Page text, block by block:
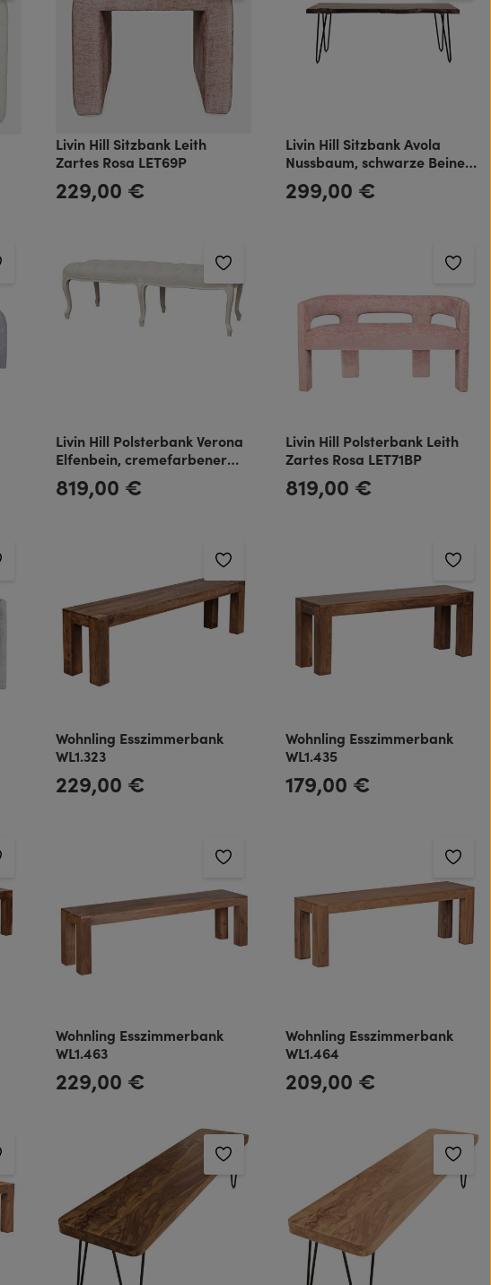
Livin Hill Sitzbank Leith
Zartes Rosa LET69P
Regulärer Preis:
229,00 €
Livin Hill Sitzbank Avola
Nussbaum, schwarze Beine
AV1781-48KD
Regulärer Preis:
299,00 €
Livin Hill Polsterbank Verona
Elfenbein, cremefarbener
Stoff VE838
Regulärer Preis:
819,00 €
Livin Hill Polsterbank Leith
Zartes Rosa LET71BP
Regulärer Preis:
819,00 €
Wohnling Esszimmerbank
WL1.323
Regulärer Preis:
229,00 €
Wohnling Esszimmerbank
WL1.435
Regulärer Preis:
179,00 €
Wohnling Esszimmerbank
WL1.463
Regulärer Preis:
229,00 €
Wohnling Esszimmerbank
WL1.464
Regulärer Preis:
209,00 €